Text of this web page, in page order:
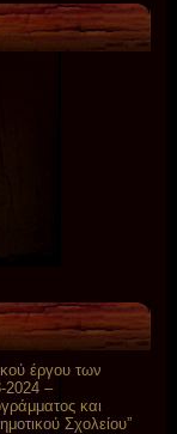
έργου των
2024 –
και
Σχολείου”